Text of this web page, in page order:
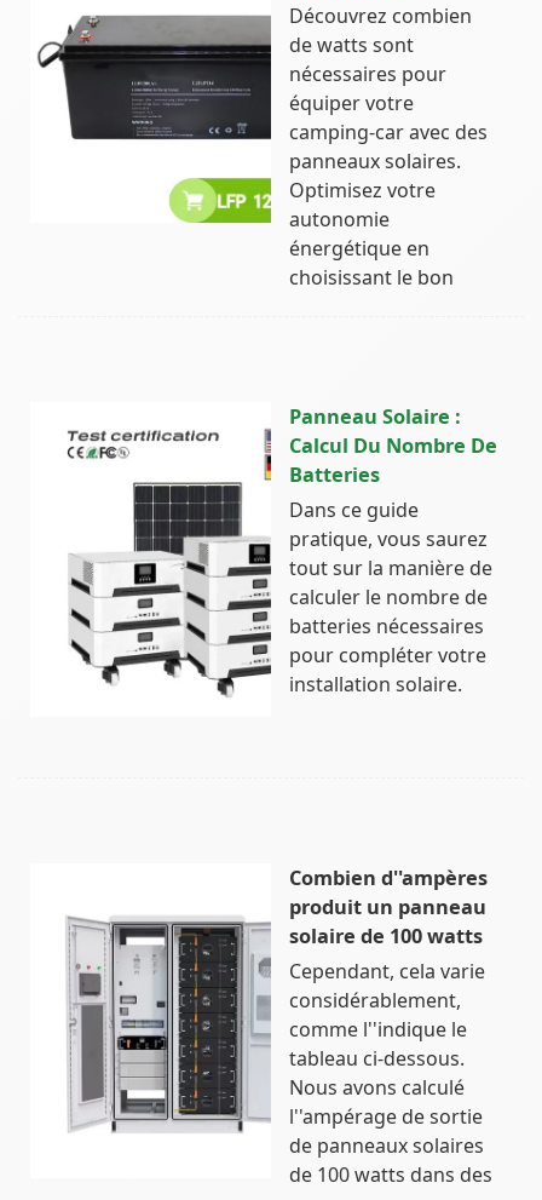
Découvrez combien
de watts sont
nécessaires pour
équiper votre
camping-car avec des
panneaux solaires.
Optimisez votre
autonomie
énergétique en
choisissant le bon
Panneau Solaire :
Calcul Du Nombre De
Batteries
Dans ce guide
pratique, vous saurez
tout sur la manière de
calculer le nombre de
batteries nécessaires
pour compléter votre
installation solaire.
Combien d''ampères
produit un panneau
solaire de 100 watts
Cependant, cela varie
considérablement,
comme l''indique le
tableau ci-dessous.
Nous avons calculé
l''ampérage de sortie
de panneaux solaires
de 100 watts dans des